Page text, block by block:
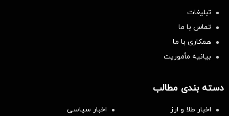
تبلیغات
تماس با ما
همکاری با ما
بیانیه مأموریت
دسته بندی مطالب
اخبار طلا و ارز
اخبار سیاسی